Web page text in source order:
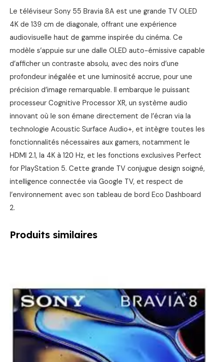
Le téléviseur Sony 55 Bravia 8A est une grande TV OLED
4K de 139 cm de diagonale, offrant une expérience
audiovisuelle haut de gamme inspirée du cinéma. Ce
modèle s’appuie sur une dalle OLED auto-émissive capable
d’afficher un contraste absolu, avec des noirs d’une
profondeur inégalée et une luminosité accrue, pour une
précision d’image remarquable. Il embarque le puissant
processeur Cognitive Processor XR, un système audio
innovant où le son émane directement de l’écran via la
technologie Acoustic Surface Audio+, et intègre toutes les
fonctionnalités nécessaires aux gamers, notamment le
HDMI 2.1, la 4K à 120 Hz, et les fonctions exclusives Perfect
for PlayStation 5. Cette grande TV conjugue design soigné,
intelligence connectée via Google TV, et respect de
l’environnement avec son tableau de bord Eco Dashboard
2.
Produits similaires
était :
2599,00 €.
est :
2449,00 €.